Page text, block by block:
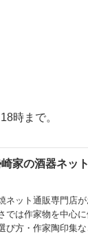
時まで。
家の酒器ネッ
ネット通販専門店
では作家物を中心
び方・作家陶印集